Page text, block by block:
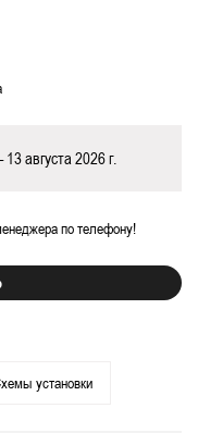
августа 2026 г.
по телефону!
установки